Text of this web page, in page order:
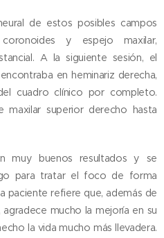
de estos posibles campos
coronoides y espejo maxilar,
A la siguiente sesión, el
en heminariz derecha,
cuadro clínico por completo.
superior derecho hasta
muy buenos resultados y se
para tratar el foco de forma
paciente refiere que, además de
mucho la mejoría en su
la vida mucho más llevadera.